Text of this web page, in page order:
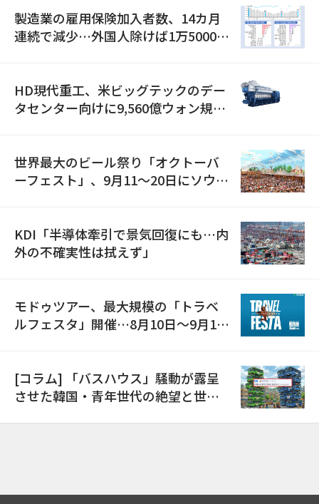
製造業の雇用保険加入者数、14カ月
連続で減少…外国人除けば1万5000人
HD現代重工、米ビッグテックのデー
タセンター向けに9,560億ウォン規模
世界最大のビール祭り「オクトーバ
ーフェスト」、9月11〜20日にソウル
KDI「半導体牽引で景気回復にも…内
外の不確実性は拭えず」
モドゥツアー、最大規模の「トラベ
ルフェスタ」開催…8月10日～9月11
[コラム] 「バスハウス」騒動が露呈
させた韓国・青年世代の絶望と世代